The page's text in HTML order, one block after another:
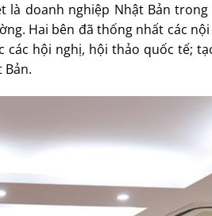
doanh nghiệp Nhật Bản trong
Hai bên đã thống nhất các
hội nghị, hội thảo quốc tế;